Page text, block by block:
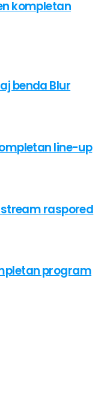
kompletan
benda Blur
line-up
stream raspored
program